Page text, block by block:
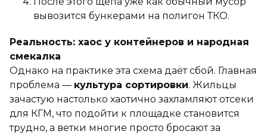
вывозится бункерами на полигон ТКО.
Реальность: хаос у контейнеров и народная
смекалка
Однако на практике эта схема даёт сбой. Главная
проблема — культура сортировки. Жильцы
зачастую настолько хаотично захламляют отсеки
для КГМ, что подойти к площадке становится
трудно, а ветки многие просто бросают за